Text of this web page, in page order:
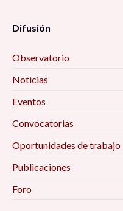
Difusión
Observatorio
Noticias
Eventos
Convocatorias
Oportunidades de trabajo
Publicaciones
Foro